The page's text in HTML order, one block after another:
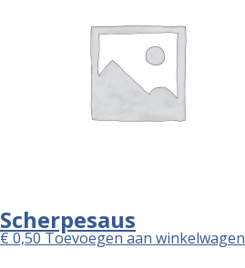
Scherpesaus
€0,50Toevoegen aan winkelwagen